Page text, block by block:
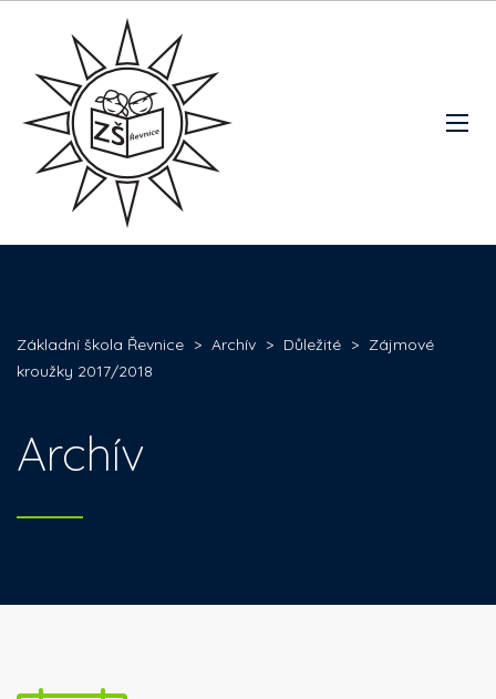
Základní škola Řevnice > Archív > Důležité > Zájmové
kroužky 2017/2018
Archív